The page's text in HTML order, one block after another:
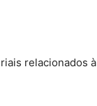
relacionados à